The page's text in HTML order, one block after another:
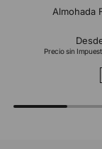
Almohada
Precio sin